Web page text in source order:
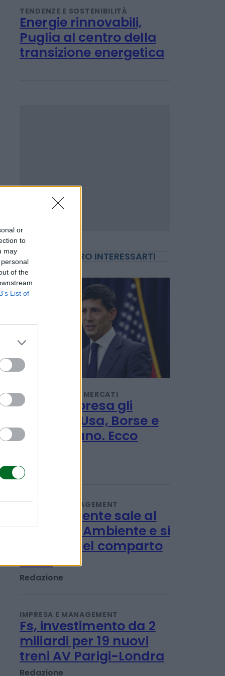
or
to
may
of the
List of
TENDENZE E SOSTENIBILITÀ
Energie rinnovabili,
Puglia al centro della
transizione energetica
POTREBBERO INTERESSARTI
INVESTIMENTI E MERCATI
Giù a sorpresa gli
occupati Usa, Borse e
oro esultano. Ecco
Titta Ferraro
IMPRESA E MANAGEMENT
Iren Ambiente sale al
100% di ETAmbiente e si
rafforza nel comparto
rifiuti
Redazione
IMPRESA E MANAGEMENT
Fs, investimento da 2
miliardi per 19 nuovi
treni AV Parigi-Londra
Redazione